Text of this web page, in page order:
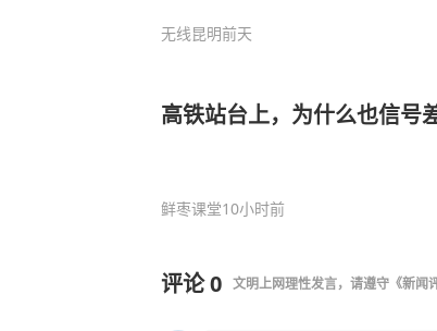
无线昆明前天
高铁站台上，为什么也信号
鲜枣课堂10小时前
评论0 文明上网理性发言，请遵守 《新闻